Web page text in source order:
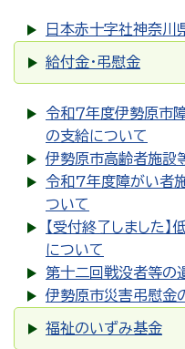
日本赤十字社神奈川
給付金・弔慰金
令和７年度伊勢原市
の支給について
伊勢原市高齢者施設
令和7年度障がい者
ついて
【受付終了しました
について
第十二回戦没者等の
伊勢原市災害弔慰金
福祉のいずみ基金